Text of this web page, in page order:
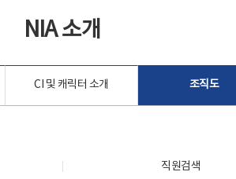
NIA 소개
CI 및 캐릭터 소개 조직도
직원검색